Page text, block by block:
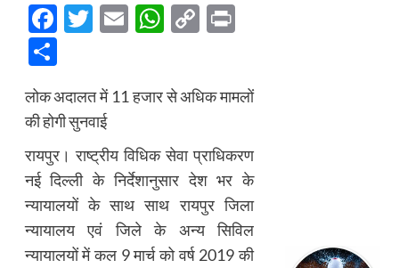
Facebook
Twitter
EmailWhatsApp
CopyPrint
Share
लोक अदालत में 11 हजार से अधिक मामलों
की होगी सुनवाई
रायपुर। राष्ट्रीय विधिक सेवा प्राधिकरण
नई दिल्ली के निर्देशानुसार देश भर के
न्यायालयों के साथ साथ रायपुर जिला
न्यायालय एवं जिले के अन्य सिविल
न्यायालयों में कल 9 मार्च को वर्ष 2019 की